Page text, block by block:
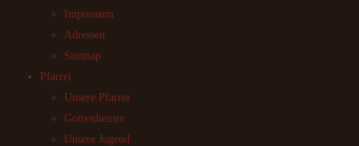
Impressum
Adressen
Sitemap
Pfarrei
Unsere Pfarrei
Gottesdienste
Unsere Jugend